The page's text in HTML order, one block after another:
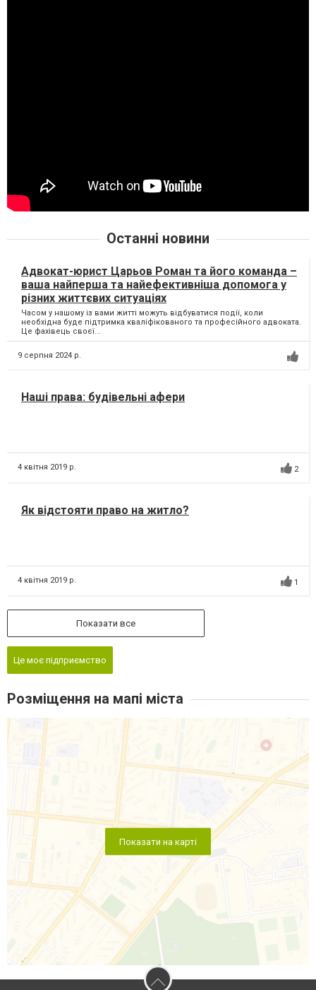
Останні новини
Адвокат-юрист Царьов Роман та його команда –
ваша найперша та найефективніша допомога у
різних життєвих ситуаціях
Часом у нашому із вами житті можуть відбуватися події, коли
необхідна буде підтримка кваліфікованого та професійного адвоката.
Це фахівець своєї...
9 серпня 2024 р.
Наші права: будівельні афери
4 квітня 2019 р. 2
Як відстояти право на житло?
4 квітня 2019 р. 1
Показати все
Це моє підприємство
Розміщення на мапі міста
Показати на карті